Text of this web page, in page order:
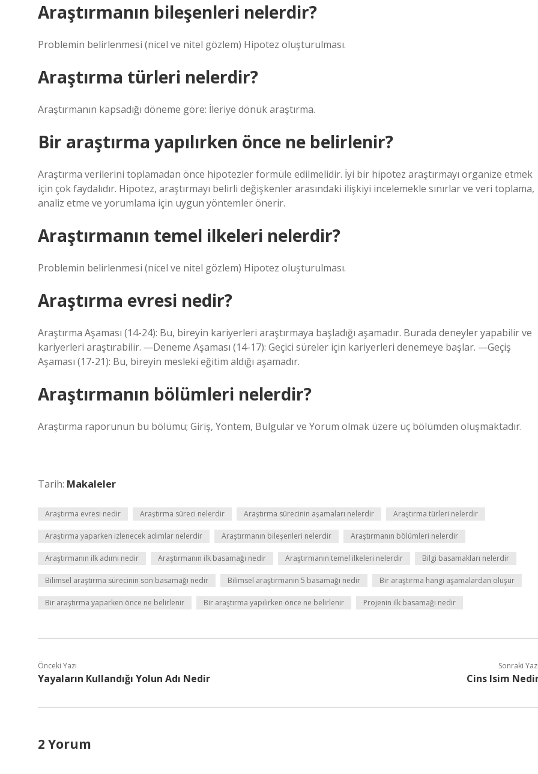
Araştırmanın bileşenleri nelerdir?
Problemin belirlenmesi (nicel ve nitel gözlem) Hipotez oluşturulması.
Araştırma türleri nelerdir?
Araştırmanın kapsadığı döneme göre: İleriye dönük araştırma.
Bir araştırma yapılırken önce ne belirlenir?
Araştırma verilerini toplamadan önce hipotezler formüle edilmelidir. İyi bir hipotez araştırmayı organize etmek
için çok faydalıdır. Hipotez, araştırmayı belirli değişkenler arasındaki ilişkiyi incelemekle sınırlar ve veri toplama,
analiz etme ve yorumlama için uygun yöntemler önerir.
Araştırmanın temel ilkeleri nelerdir?
Problemin belirlenmesi (nicel ve nitel gözlem) Hipotez oluşturulması.
Araştırma evresi nedir?
Araştırma Aşaması (14-24): Bu, bireyin kariyerleri araştırmaya başladığı aşamadır. Burada deneyler yapabilir ve
kariyerleri araştırabilir. —Deneme Aşaması (14-17): Geçici süreler için kariyerleri denemeye başlar. —Geçiş
Aşaması (17-21): Bu, bireyin mesleki eğitim aldığı aşamadır.
Araştırmanın bölümleri nelerdir?
Araştırma raporunun bu bölümü; Giriş, Yöntem, Bulgular ve Yorum olmak üzere üç bölümden oluşmaktadır.
Tarih: Makaleler
Araştırma evresi nedir Araştırma süreci nelerdir Araştırma sürecinin aşamaları nelerdir Araştırma türleri nelerdir
Araştırma yaparken izlenecek adımlar nelerdir Araştırmanın bileşenleri nelerdir Araştırmanın bölümleri nelerdir
Araştırmanın ilk adımı nedir Araştırmanın ilk basamağı nedir Araştırmanın temel ilkeleri nelerdir Bilgi basamakları nelerdir
Bilimsel araştırma sürecinin son basamağı nedir Bilimsel araştırmanın 5 basamağı nedir Bir araştırma hangi aşamalardan oluşur
Bir araştırma yaparken önce ne belirlenir Bir araştırma yapılırken önce ne belirlenir Projenin ilk basamağı nedir
Önceki Yazı
Yayaların Kullandığı Yolun Adı Nedir
Sonraki
Cins Isim
2 Yorum